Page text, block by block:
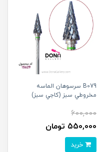
B079 سرسوهان الماسه
مخروطي سبز (کاجي سبز)
600,000
550,000 تومان